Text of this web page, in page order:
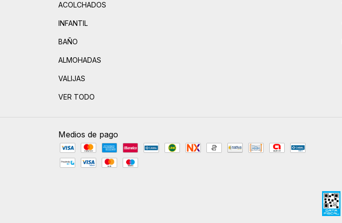
ACOLCHADOS
INFANTIL
BAÑO
ALMOHADAS
VALIJAS
VER TODO
Medios de pago